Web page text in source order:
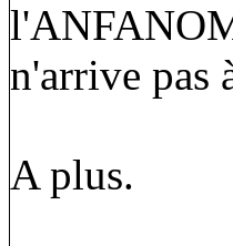
n'arrive pas
A plus.